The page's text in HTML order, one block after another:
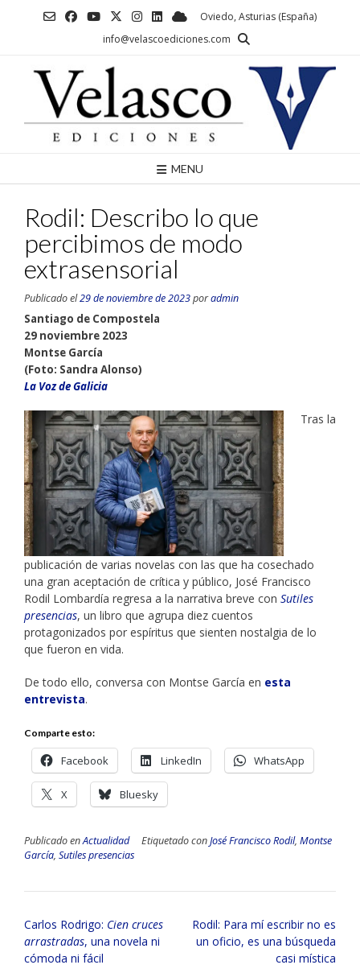
Oviedo, Asturias (España)
info@velascoediciones.com
MENU
Rodil: Describo lo que
percibimos de modo
extrasensorial
Publicado el29 de noviembre de 2023poradmin
Santiago de Compostela
29 noviembre 2023
Montse García
(Foto: Sandra Alonso)
La Voz de Galicia
Tras la
publicación de varias novelas con las que ha cosechado
una gran aceptación de crítica y público, José Francisco
Rodil Lombardía regresa a la narrativa breve con Sutiles
presencias, un libro que agrupa diez cuentos
protagonizados por espíritus que sienten nostalgia de lo
que fueron en vida.
De todo ello, conversa con Montse García en esta
entrevista.
Comparte esto:
Facebook LinkedIn WhatsApp
X Bluesky
Publicado enActualidad Etiquetado conJosé Francisco Rodil, Montse
García, Sutiles presencias
Navegación
de
entradas
Carlos Rodrigo: Cien cruces
arrastradas, una novela ni
cómoda ni fácil
Rodil: Para mí escribir no es
un oficio, es una búsqueda
casi mística